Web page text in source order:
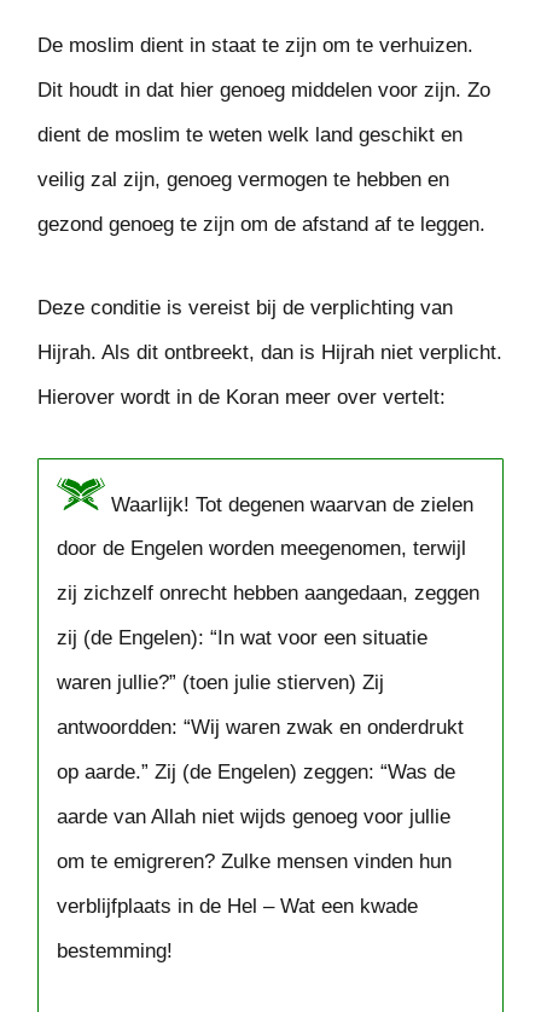
De moslim dient in staat te zijn om te verhuizen.
Dit houdt in dat hier genoeg middelen voor zijn. Zo
dient de moslim te weten welk land geschikt en
veilig zal zijn, genoeg vermogen te hebben en
gezond genoeg te zijn om de afstand af te leggen.
Deze conditie is vereist bij de verplichting van
Hijrah. Als dit ontbreekt, dan is Hijrah niet verplicht.
Hierover wordt in de Koran meer over vertelt:
Waarlijk! Tot degenen waarvan de zielen
door de Engelen worden meegenomen, terwijl
zij zichzelf onrecht hebben aangedaan, zeggen
zij (de Engelen): “In wat voor een situatie
waren jullie?” (toen julie stierven) Zij
antwoordden: “Wij waren zwak en onderdrukt
op aarde.” Zij (de Engelen) zeggen: “Was de
aarde van Allah niet wijds genoeg voor jullie
om te emigreren? Zulke mensen vinden hun
verblijfplaats in de Hel – Wat een kwade
bestemming!